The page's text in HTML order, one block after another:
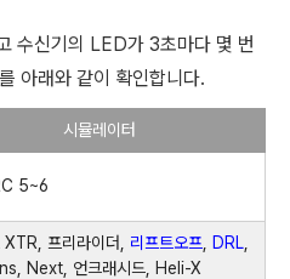
수신기의 LED가 3초마다 몇 번
아래와 같이 확인합니다.
시뮬레이터
5~6
XTR, 프리라이더 리프트오프 DRL
Next, 언크래시드 , Heli-X